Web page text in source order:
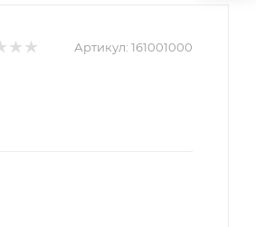
Артикул: 161001000